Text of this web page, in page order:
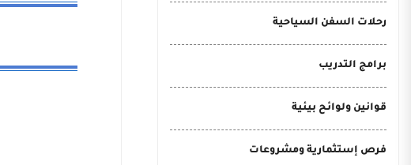
رحلات السفن السياحية
برامج التدريب
قوانين ولوائح بيئية
فرص إستثمارية ومشروعات